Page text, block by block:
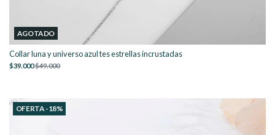
AGOTADO
Collar luna y universo azul tes estrellas incrustadas
$39.000$49.000
OFERTA -18%